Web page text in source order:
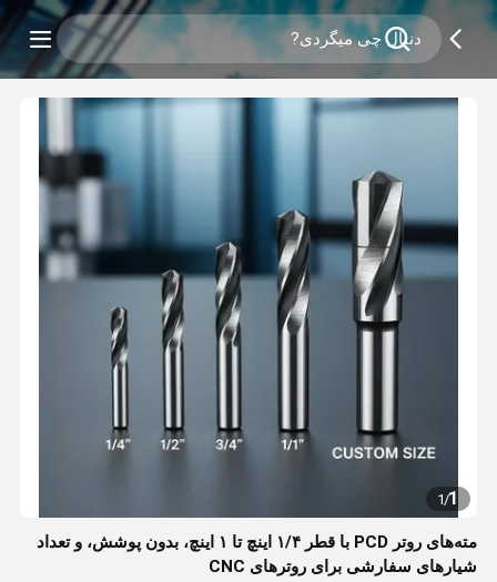
1
/
1
مته‌های روتر PCD با قطر ۱/۴ اینچ تا ۱ اینچ، بدون پوشش، و تعداد
شیارهای سفارشی برای روترهای CNC